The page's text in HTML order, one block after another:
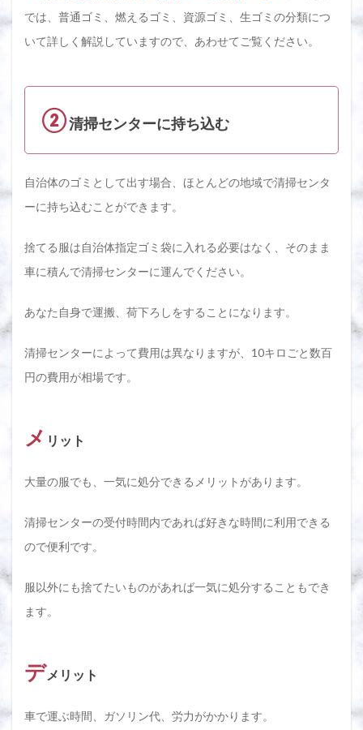
では、普通ゴミ、燃えるゴミ、資源ゴミ、生ゴミの分類につ
いて詳しく解説していますので、あわせてご覧ください。
②清掃センターに持ち込む
自治体のゴミとして出す場合、ほとんどの地域で清掃センタ
ーに持ち込むことができます。
捨てる服は自治体指定ゴミ袋に入れる必要はなく、そのまま
車に積んで清掃センターに運んでください。
あなた自身で運搬、荷下ろしをすることになります。
清掃センターによって費用は異なりますが、10キロごと数百
円の費用が相場です。
メ リット
大量の服でも、一気に処分できるメリットがあります。
清掃センターの受付時間内であれば好きな時間に利用できる
ので便利です。
服以外にも捨てたいものがあれば一気に処分することもでき
ます。
デメリット
車で運ぶ時間、ガソリン代、労力がかかります。